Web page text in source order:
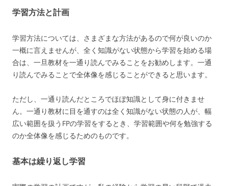
学習方法と計画
学習方法については、さまざまな方法があるので何が良いのか
一概に言えませんが、全く知識がない状態から学習を始める場
合は、一旦教材を一通り読んでみることをお勧めします。一通
り読んでみることで全体像を感じることができると思います。
ただし、一通り読んだところでほぼ知識として身に付きませ
ん。一通り教材に目を通すのは全く知識がない状態の人が、幅
広い範囲を扱うFPの学習をするとき、学習範囲や何を勉強する
のか全体像を感じるためのものです。
基本は繰り返し学習